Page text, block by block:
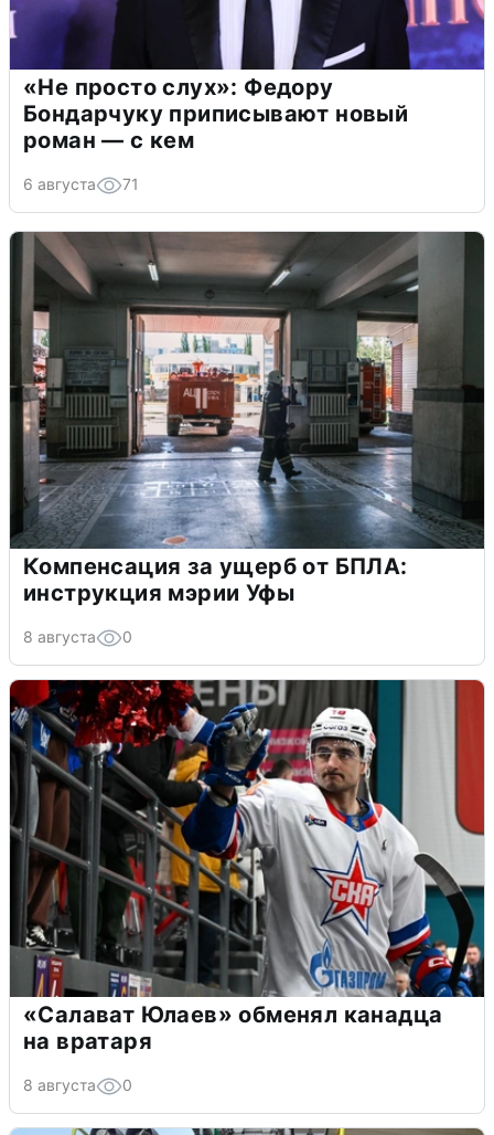
«Не просто слух»: Федору
Бондарчуку приписывают новый
роман — с кем
6 августа 71
Компенсация за ущерб от БПЛА:
инструкция мэрии Уфы
8 августа 0
«Салават Юлаев» обменял канадца
на вратаря
8 августа 0